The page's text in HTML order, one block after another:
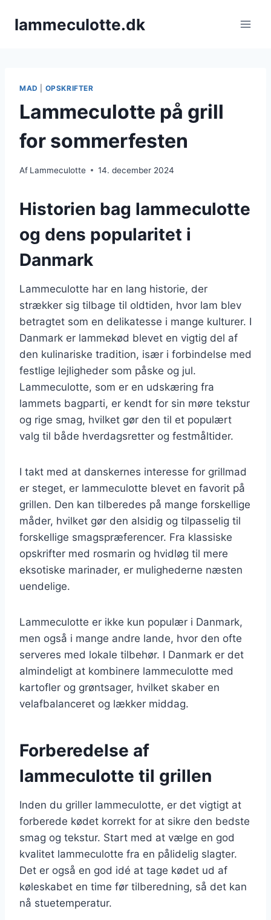
lammeculotte.dk
MAD OPSKRIFTER
Lammeculotte på grill
for sommerfesten
Af Lammeculotte 14. december 2024
Historien bag lammeculotte
og dens popularitet i
Danmark
Lammeculotte har en lang historie, der
strækker sig tilbage til oldtiden, hvor lam blev
betragtet som en delikatesse i mange kulturer. I
Danmark er lammekød blevet en vigtig del af
den kulinariske tradition, især i forbindelse med
festlige lejligheder som påske og jul.
Lammeculotte, som er en udskæring fra
lammets bagparti, er kendt for sin møre tekstur
og rige smag, hvilket gør den til et populært
valg til både hverdagsretter og festmåltider.
I takt med at danskernes interesse for grillmad
er steget, er lammeculotte blevet en favorit på
grillen. Den kan tilberedes på mange forskellige
måder, hvilket gør den alsidig og tilpasselig til
forskellige smagspræferencer. Fra klassiske
opskrifter med rosmarin og hvidløg til mere
eksotiske marinader, er mulighederne næsten
uendelige.
Lammeculotte er ikke kun populær i Danmark,
men også i mange andre lande, hvor den ofte
serveres med lokale tilbehør. I Danmark er det
almindeligt at kombinere lammeculotte med
kartofler og grøntsager, hvilket skaber en
velafbalanceret og lækker middag.
Forberedelse af
lammeculotte til grillen
Inden du griller lammeculotte, er det vigtigt at
forberede kødet korrekt for at sikre den bedste
smag og tekstur. Start med at vælge en god
kvalitet lammeculotte fra en pålidelig slagter.
Det er også en god idé at tage kødet ud af
køleskabet en time før tilberedning, så det kan
nå stuetemperatur.